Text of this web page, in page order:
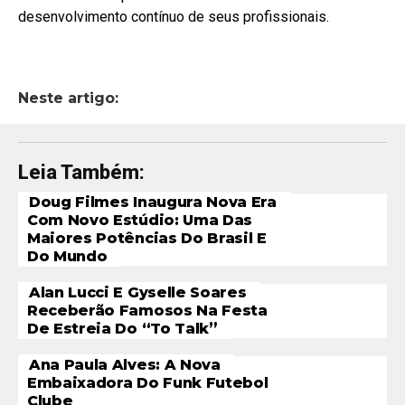
desenvolvimento contínuo de seus profissionais.
Neste artigo:
Leia Também:
Doug Filmes Inaugura Nova Era
Com Novo Estúdio: Uma Das
Maiores Potências Do Brasil E
Do Mundo
Alan Lucci E Gyselle Soares
Receberão Famosos Na Festa
De Estreia Do “To Talk”
Ana Paula Alves: A Nova
Embaixadora Do Funk Futebol
Clube